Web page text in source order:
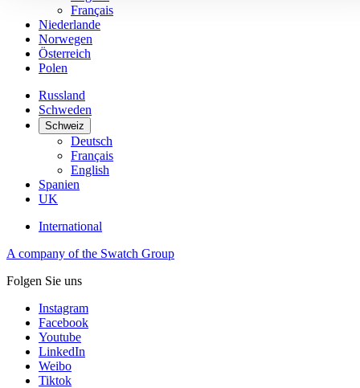
Français
Niederlande
Norwegen
Österreich
Polen
Russland
Schweden
Schweiz
Deutsch
Français
English
Spanien
UK
International
A company of the Swatch Group
Folgen Sie uns
Instagram
Facebook
Youtube
LinkedIn
Weibo
Tiktok